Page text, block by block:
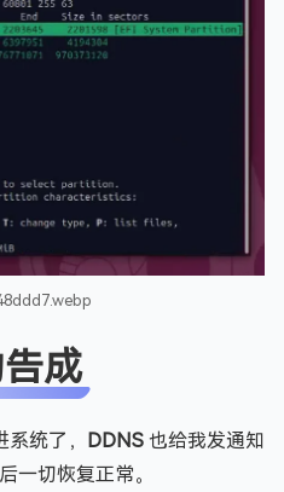
成
统了， DDNS 也给我发通知
一切恢复正常。